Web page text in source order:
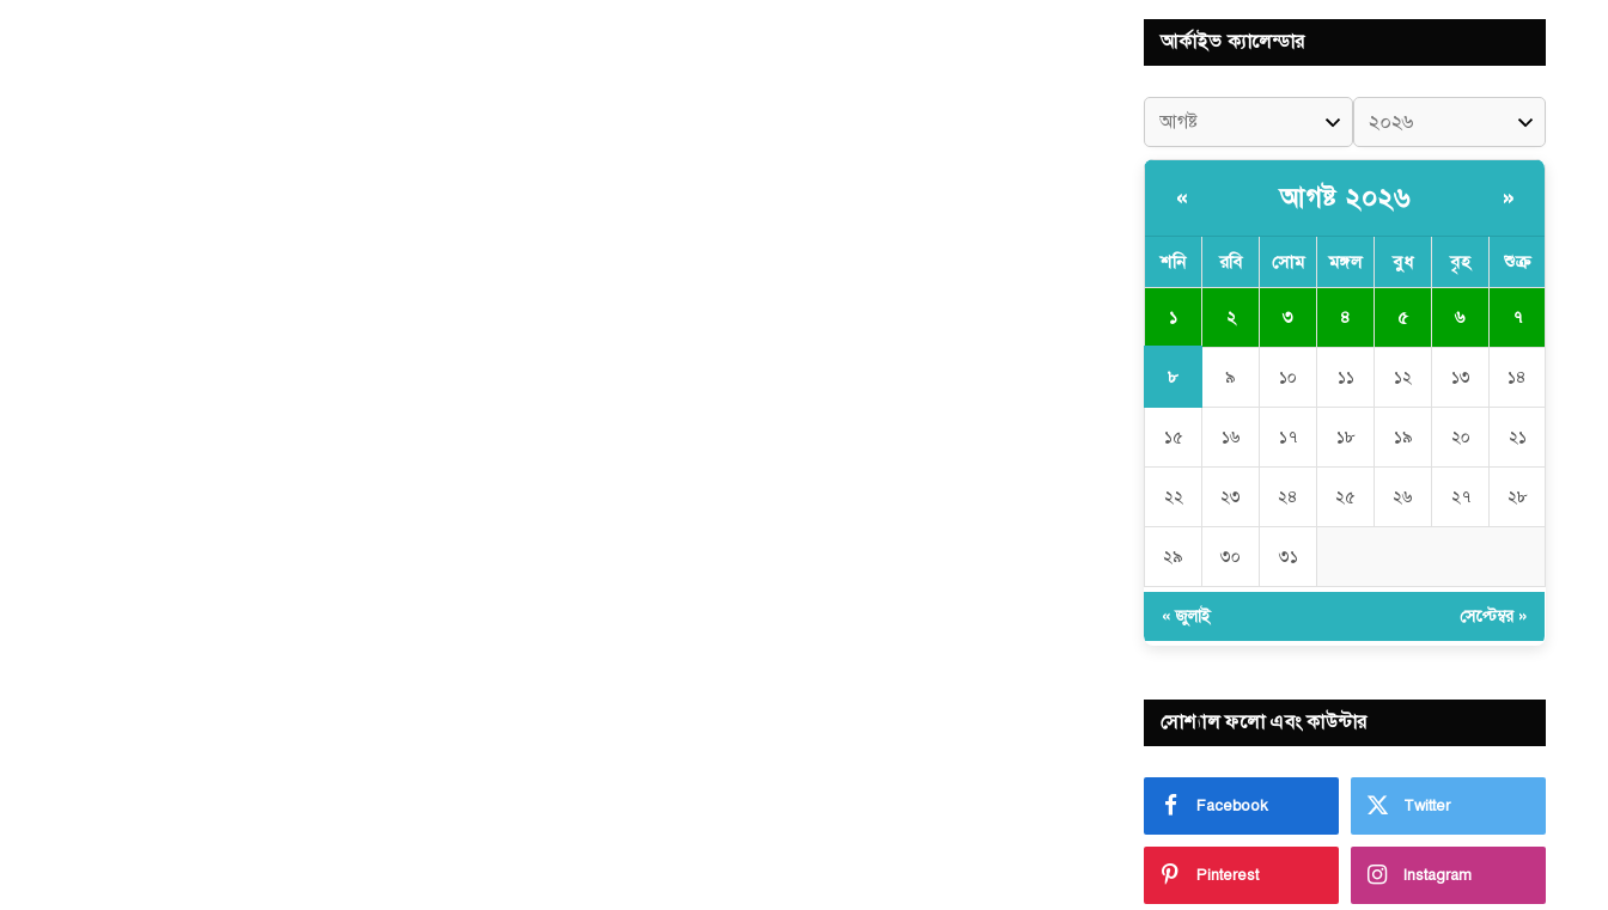
আর্কাইভ ক্যালেন্ডার
« আগষ্ট ২০২৬ »
শনি রবি সোম মঙ্গল বুধ বৃহ শুক্র
১ ২ ৩ ৪ ৫ ৬ ৭
৮ ৯ ১০ ১১ ১২ ১৩ ১৪
১৫ ১৬ ১৭ ১৮ ১৯ ২০ ২১
২২ ২৩ ২৪ ২৫ ২৬ ২৭ ২৮
২৯ ৩০ ৩১
« জুলাই সেপ্টেম্বর »
সোশ্যাল ফলো এবং কাউন্টার
Facebook Twitter
Pinterest Instagram